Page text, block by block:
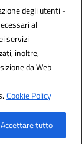
degli utenti -
al
servizi
inoltre,
da Web
Cookie Policy
Accettare tutto
credenziali)
S.r.l.
Italia